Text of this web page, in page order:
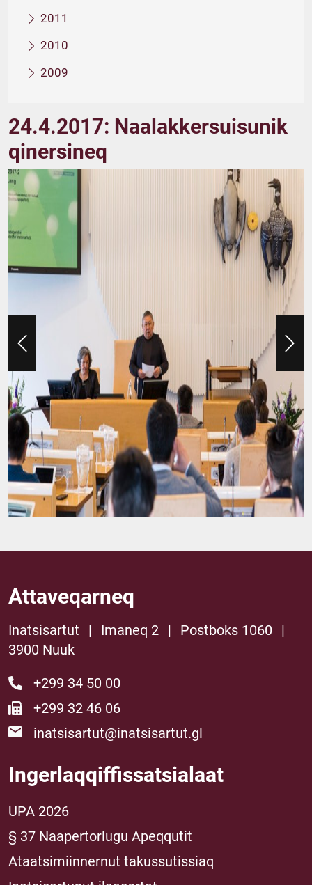
2011
2010
2009
24.4.2017: Naalakkersuisunik
qinersineq
Attaveqarneq
Inatsisartut | Imaneq 2 | Postboks 1060
|
3900 Nuuk
+299 34 50 00
+299 32 46 06
inatsisartut@inatsisartut.gl
Ingerlaqqiffissatsialaat
UPA 2026
§ 37 Naapertorlugu Apeqqutit
Ataatsimiinnernut takussutissiaq